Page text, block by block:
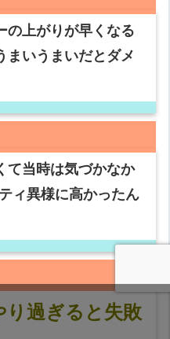
の上がりが早くなる
まいうまいだとダメ
て当時は気づかなか
ィ異様に高かったん
り過ぎると失敗